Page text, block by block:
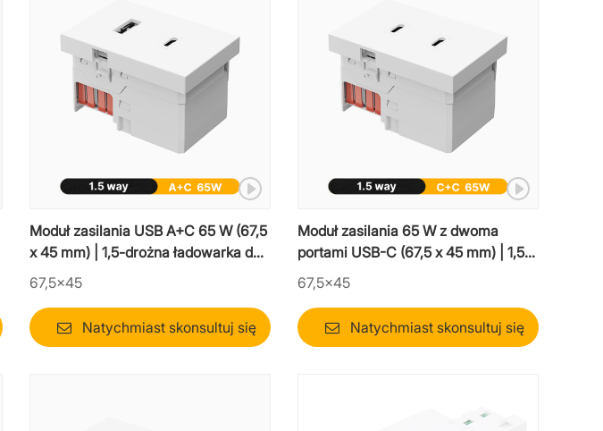
Moduł zasilania USB A+C 65 W (67,5
x 45 mm) | 1,5-drożna ładowarka do
laptopa Mosaic
67,5×45
Natychmiast skonsultuj się
Moduł zasilania 65 W z dwoma
portami USB-C (67,5 x 45 mm) | 1,5-
drożna ładowarka do laptopa Mosaic
67,5×45
Natychmiast skonsultuj się